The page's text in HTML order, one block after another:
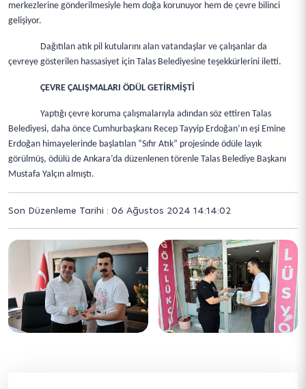
merkezlerine gönderilmesiyle hem doğa korunuyor hem de çevre bilinci
gelişiyor.
Dağıtılan atık pil kutularını alan vatandaşlar ve çalışanlar da
çevreye gösterilen hassasiyet için Talas Belediyesine teşekkürlerini iletti.
ÇEVRE ÇALIŞMALARI ÖDÜL GETİRMİŞTİ
Yaptığı çevre koruma çalışmalarıyla adından söz ettiren Talas
Belediyesi, daha önce Cumhurbaşkanı Recep Tayyip Erdoğan’ın eşi Emine
Erdoğan himayelerinde başlatılan “Sıfır Atık” projesinde ödüle layık
görülmüş, ödülü de Ankara’da düzenlenen törenle Talas Belediye Başkanı
Mustafa Yalçın almıştı.
Son Düzenleme Tarihi : 06 Ağustos 2024 14:14:02